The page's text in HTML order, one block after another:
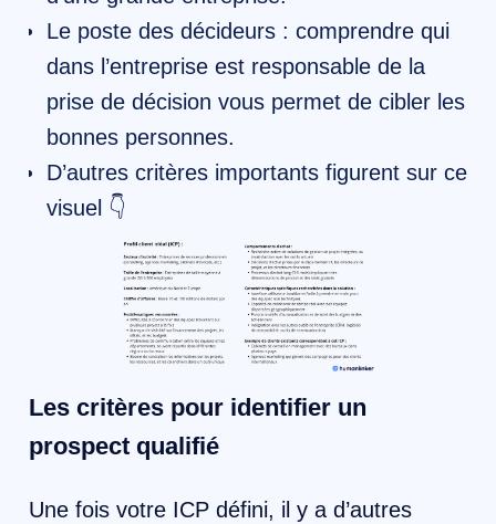
Le poste des décideurs : comprendre qui
dans l’entreprise est responsable de la
prise de décision vous permet de cibler les
bonnes personnes.
D’autres critères importants figurent sur ce
visuel 👇
Les critères pour identifier un
prospect qualifié
Une fois votre ICP défini, il y a d’autres